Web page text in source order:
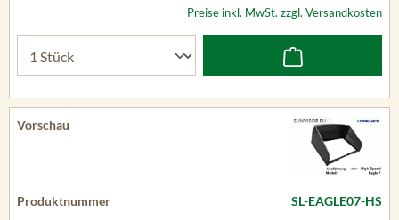
Preise inkl. MwSt. zzgl. Versandkosten
SL-EAGLE07-HS